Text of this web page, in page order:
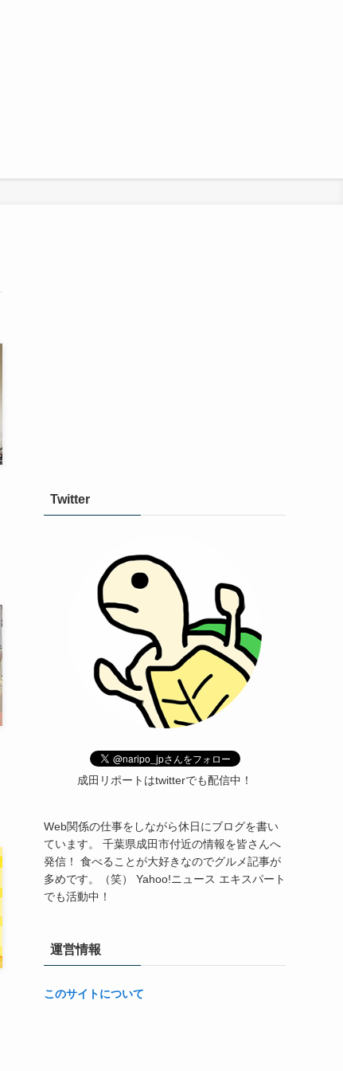
Twitter
成田リポートはtwitterでも配信中！
Web関係の仕事をしながら休日にブログを書い
ています。 千葉県成田市付近の情報を皆さんへ
発信！ 食べることが大好きなのでグルメ記事が
多めです。（笑） Yahoo!ニュース エキスパート
でも活動中！
運営情報
このサイトについて